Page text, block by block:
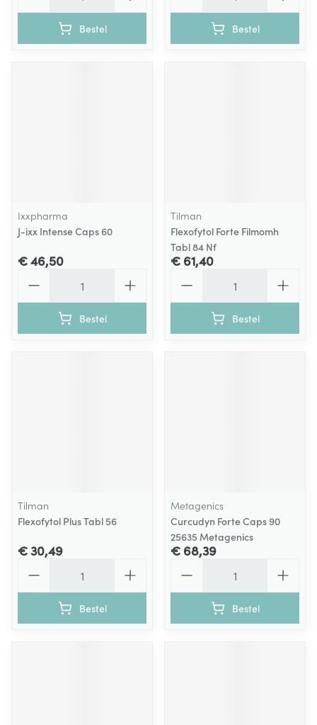
Bestel Bestel
Ixxpharma
J-ixx Intense Caps 60
€ 46,50
Bestel
Tilman
Flexofytol Forte Filmomh
Tabl 84 Nf
€ 61,40
Bestel
Tilman
Flexofytol Plus Tabl 56
€ 30,49
Bestel
Metagenics
Curcudyn Forte Caps 90
25635 Metagenics
€ 68,39
Bestel